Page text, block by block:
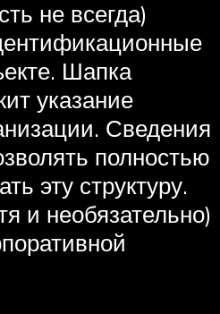
не всегда)
Шапка
указание
Сведения
полностью
эту структуру.
и необязательно)